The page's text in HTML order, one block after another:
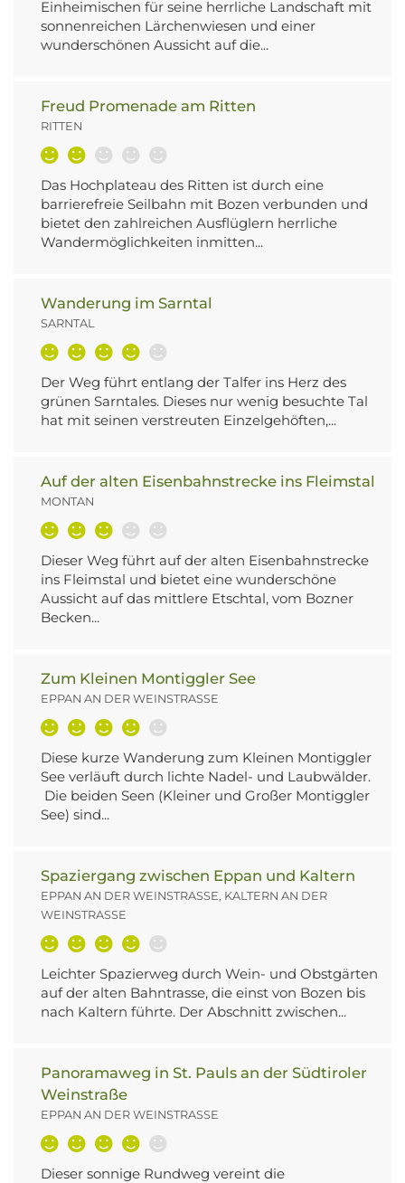
Einheimischen für seine herrliche Landschaft mit
sonnenreichen Lärchenwiesen und einer
wunderschönen Aussicht auf die...
Freud Promenade am Ritten
RITTEN
Das Hochplateau des Ritten ist durch eine
barrierefreie Seilbahn mit Bozen verbunden und
bietet den zahlreichen Ausflüglern herrliche
Wandermöglichkeiten inmitten...
Wanderung im Sarntal
SARNTAL
Der Weg führt entlang der Talfer ins Herz des
grünen Sarntales. Dieses nur wenig besuchte Tal
hat mit seinen verstreuten Einzelgehöften,...
Auf der alten Eisenbahnstrecke ins Fleimstal
MONTAN
Dieser Weg führt auf der alten Eisenbahnstrecke
ins Fleimstal und bietet eine wunderschöne
Aussicht auf das mittlere Etschtal, vom Bozner
Becken...
Zum Kleinen Montiggler See
EPPAN AN DER WEINSTRASSE
Diese kurze Wanderung zum Kleinen Montiggler
See verläuft durch lichte Nadel- und Laubwälder.
Die beiden Seen (Kleiner und Großer Montiggler
See) sind...
Spaziergang zwischen Eppan und Kaltern
EPPAN AN DER WEINSTRASSE, KALTERN AN DER W
EINSTRASSE
Leichter Spazierweg durch Wein- und Obstgärten
auf der alten Bahntrasse, die einst von Bozen bis
nach Kaltern führte. Der Abschnitt zwischen...
Panoramaweg in St. Pauls an der Südtiroler
Weinstraße
EPPAN AN DER WEINSTRASSE
Dieser sonnige Rundweg vereint die